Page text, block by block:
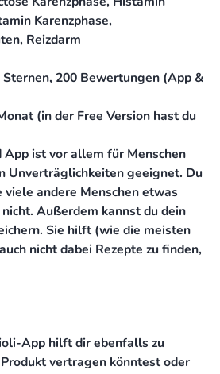
Karenzphase,
Reizdarm
Sternen, 200 Bewertungen (App &
(in der Free Version hast du
App ist vor allem für Menschen
Unverträglichkeiten geeignet. Du
viele andere Menschen etwas
Außerdem kannst du dein
Sie hilft (wie die meisten
nicht dabei Rezepte zu finden,
App hilft dir ebenfalls zu
vertragen könntest oder